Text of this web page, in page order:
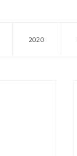
2020